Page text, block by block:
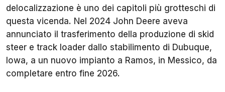
delocalizzazione è uno dei capitoli più grotteschi di
questa vicenda. Nel 2024 John Deere aveva
annunciato il trasferimento della produzione di skid
steer e track loader dallo stabilimento di Dubuque,
Iowa, a un nuovo impianto a Ramos, in Messico, da
completare entro fine 2026.